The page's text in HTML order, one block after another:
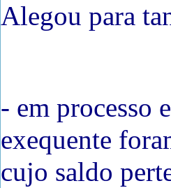
Alegou para
- em processo
exequente
cujo saldo